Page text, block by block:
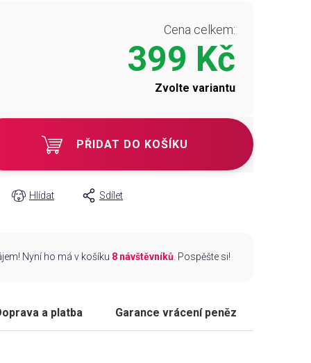
Cena celkem:
399 Kč
Zvolte variantu
PŘIDAT DO KOŠÍKU
Hlídat Sdílet
Nyní ho má v košíku 8 návštěvníků. Pospěšte si!
a platba Garance vrácení peněz